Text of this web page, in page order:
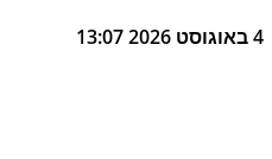
4 באוגוסט 2026 13:07